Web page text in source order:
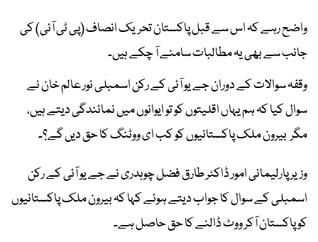
واضح رہے کہ اس سے قبل پاکستان تحریک انصاف (پی ٹی آئی) کی
جانب سے بھی یہ مطالبات سامنے آ چکے ہیں۔
وقفہ سوالات کے دوران جے یو آئی کے رکن اسمبلی نور عالم خان نے
سوال کیا کہ ہم یہاں اقلیتوں کو تو ایوانوں میں نمائندگی دیتے ہیں،
مگر بیرون ملک پاکستانیوں کو کب ای ووٹنگ کا حق دیں گے؟۔
وزیر پارلیمانی امور ڈاکٹر طارق فضل چوہدری نے جے یو آئی کے رکن
اسمبلی کے سوال کا جواب دیتے ہوئے کہا کہ بیرون ملک پاکستانیوں
کو پاکستان آکر ووٹ ڈالنے کا حق حاصل ہے۔